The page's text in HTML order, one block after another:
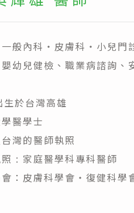
般內科・皮膚科・小兒門
幼兒健檢、職業病諮詢、
於台灣高雄
醫學士
灣的醫師執照
: 家庭醫學科專科醫師
：皮膚科學會・復健科學